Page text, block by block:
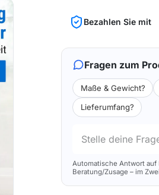
Bezahlen Sie mit
Fragen zum
Maße & Gewicht?
Lieferumfang?
Automatische Antwort auf
Beratung/Zusage – im